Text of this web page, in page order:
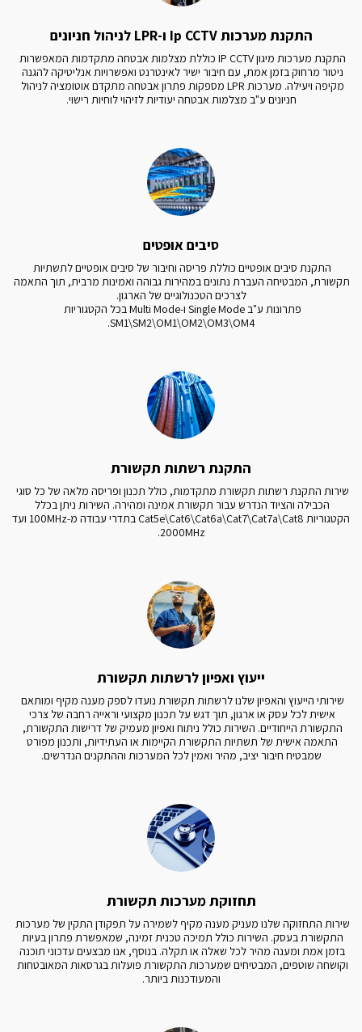
התקנת מערכות Ip CCTV ו-LPR לניהול חניונים
התקנת מערכות מיגון IP CCTV כוללת מצלמות אבטחה מתקדמות המאפשרות
ניטור מרחוק בזמן אמת, עם חיבור ישיר לאינטרנט ואפשרויות אנליטיקה להגנה
מקיפה ויעילה. מערכות LPR מספקות פתרון אבטחה מתקדם אוטומציה לניהול
חניונים ע"ב מצלמות אבטחה יעודיות לזיהוי לוחיות רישוי.
סיבים אופטים
התקנת סיבים אופטיים כוללת פריסה וחיבור של סיבים אופטיים לתשתיות
תקשורת, המבטיחה העברת נתונים במהירות גבוהה ואמינות מרבית, תוך התאמה
לצרכים הטכנולוגיים של הארגון.
פתרונות ע"ב Single Mode ו-Multi Mode בכל הקטגוריות
SM1\SM2\OM1\OM2\OM3\OM4.
התקנת רשתות תקשורת
שירות התקנת רשתות תקשורת מתקדמות, כולל תכנון ופריסה מלאה של כל סוגי
הכבילה והציוד הנדרש עבור תקשורת אמינה ומהירה. השירות ניתן בכלל
הקטגוריות Cat5e\Cat6\Cat6a\Cat7\Cat7a\Cat8 בתדרי עבודה מ-100MHz ועד
2000MHz.
ייעוץ ואפיון לרשתות תקשורת
שירותי הייעוץ והאפיון שלנו לרשתות תקשורת נועדו לספק מענה מקיף ומותאם
אישית לכל עסק או ארגון, תוך דגש על תכנון מקצועי וראייה רחבה של צרכי
התקשורת הייחודיים. השירות כולל ניתוח ואפיון מעמיק של דרישות התקשורת,
התאמה אישית של תשתיות התקשורת הקיימות או העתידיות, ותכנון מפורט
שמבטיח חיבור יציב, מהיר ואמין לכל המערכות וההתקנים הנדרשים.
תחזוקת מערכות תקשורת
שירות התחזוקה שלנו מעניק מענה מקיף לשמירה על תפקודן התקין של מערכות
התקשורת בעסק. השירות כולל תמיכה טכנית זמינה, שמאפשרת פתרון בעיות
בזמן אמת ומענה מהיר לכל שאלה או תקלה. בנוסף, אנו מבצעים עדכוני תוכנה
וקושחה שוטפים, המבטיחים שמערכות התקשורת פועלות בגרסאות המאובטחות
והמעודכנות ביותר.